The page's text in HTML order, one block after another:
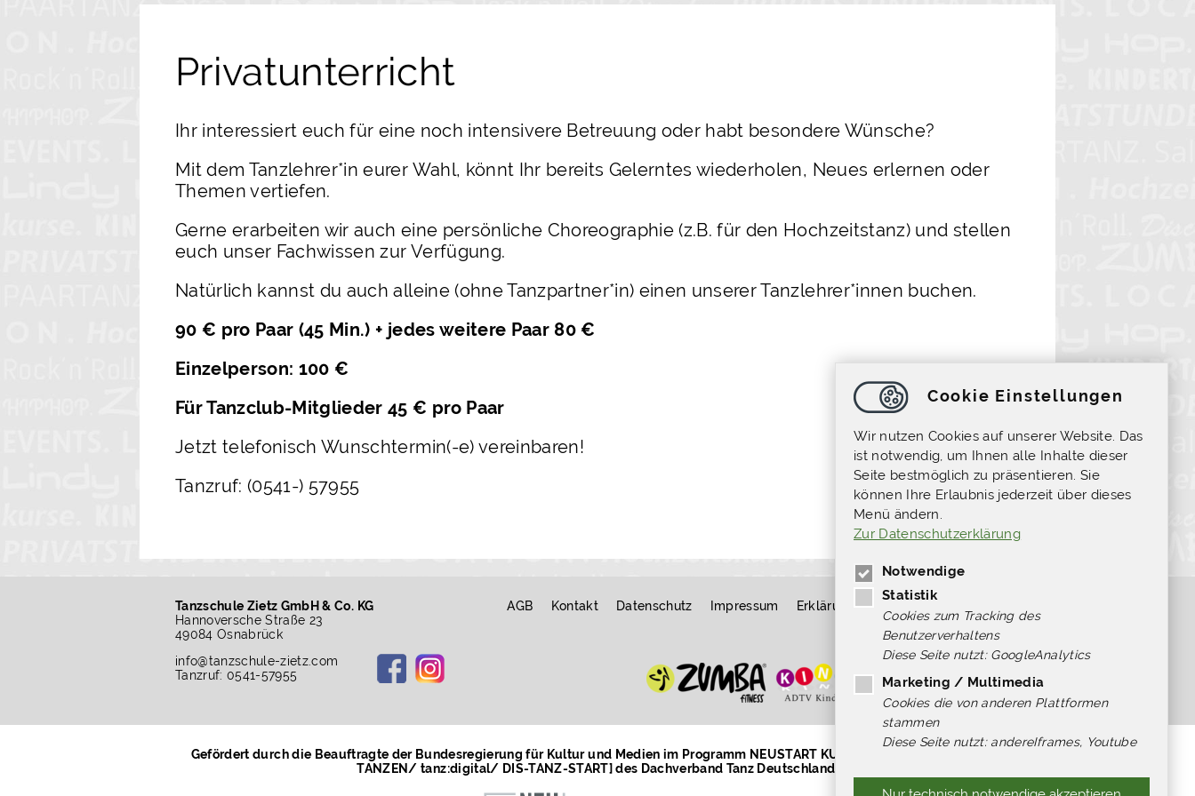
Privatunterricht
Ihr interessiert euch für eine noch intensivere Betreuung oder habt besondere Wünsche?
Mit dem Tanzlehrer*in eurer Wahl, könnt Ihr bereits Gelerntes wiederholen, Neues erlernen oder
Themen vertiefen.
Gerne erarbeiten wir auch eine persönliche Choreographie (z.B. für den Hochzeitstanz) und stellen
euch unser Fachwissen zur Verfügung.
Natürlich kannst du auch alleine (ohne Tanzpartner*in) einen unserer Tanzlehrer*innen buchen.
90 € pro Paar (45 Min.) + jedes weitere Paar 80 €
Einzelperson: 100 €
Für Tanzclub-Mitglieder 45 € pro Paar
Jetzt telefonisch Wunschtermin(-e) vereinbaren!
Tanzruf: (0541-) 57955
Tanzschule Zietz GmbH & Co. KG
Hannoversche Straße 23
49084 Osnabrück
info@tanzschule-zietz.com
Tanzruf: 0541-57955
AGB Kontakt Datenschutz Impressum Erklärung zur Barrierefreiheit
Widerruf
Gefördert durch die Beauftragte der Bundesregierung für Kultur und Medien im Programm NEUSTART KULTUR, [Hilfsprogramm DIS-
TANZEN/ tanz:digital/ DIS-TANZ-START] des Dachverband Tanz Deutschland.
Cookie Einstellungen
Wir nutzen Cookies auf unserer Website. Das
ist notwendig, um Ihnen alle Inhalte dieser
Seite bestmöglich zu präsentieren. Sie
können Ihre Erlaubnis jederzeit über dieses
Menü ändern.
Zur Datenschutzerklärung
Notwendige
Statistik
Cookies zum Tracking des
Benutzerverhaltens
Diese Seite nutzt: GoogleAnalytics
Marketing / Multimedia
Cookies die von anderen Plattformen
stammen
Diese Seite nutzt: andereIframes, Youtube